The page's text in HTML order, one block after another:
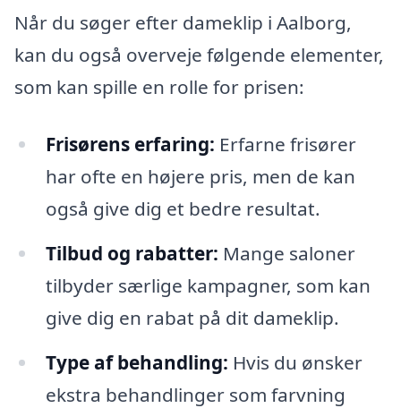
Når du søger efter dameklip i Aalborg,
kan du også overveje følgende elementer,
som kan spille en rolle for prisen:
Frisørens erfaring: Erfarne frisører
har ofte en højere pris, men de kan
også give dig et bedre resultat.
Tilbud og rabatter: Mange saloner
tilbyder særlige kampagner, som kan
give dig en rabat på dit dameklip.
Type af behandling: Hvis du ønsker
ekstra behandlinger som farvning